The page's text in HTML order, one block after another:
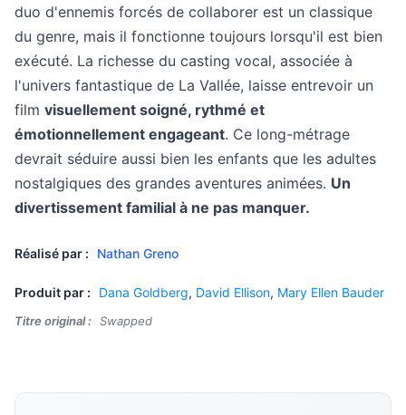
duo d'ennemis forcés de collaborer est un classique
du genre, mais il fonctionne toujours lorsqu'il est bien
exécuté. La richesse du casting vocal, associée à
l'univers fantastique de La Vallée, laisse entrevoir un
film visuellement soigné, rythmé et
émotionnellement engageant. Ce long-métrage
devrait séduire aussi bien les enfants que les adultes
nostalgiques des grandes aventures animées. Un
divertissement familial à ne pas manquer.
Réalisé par : Nathan Greno
Produit par : Dana Goldberg, David Ellison, Mary Ellen Bauder
Titre original : Swapped